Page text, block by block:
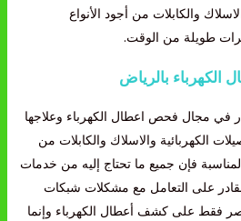
والكابلات من أجود الأنواع
طويلة من الوقت.
بالرياض
في مجال فحص اعطال الكهرباء وعلاجها
الكهربائية والاسلاك والكابلات من
المناسبة فإن جميع ما تحتاج إليه من خدمات
على التعامل مع مشكلات شبكات
فقط على كشف أعطال الكهرباء وإنما